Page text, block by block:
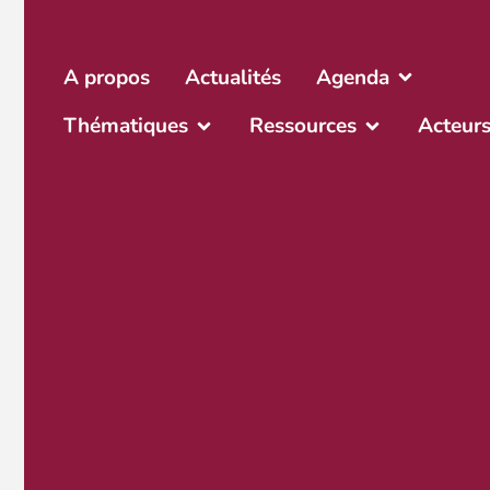
A propos Actualités
Agenda
Thématiques
Ressources Acteurs